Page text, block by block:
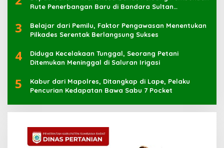
Rute Penerbangan Baru di Bandara Sultan
3
Belajar dari Pemilu, Faktor Pengawasan Menentukan
Pilkades Serentak Berlangsung Sukses
4
Diduga Kecelakaan Tunggal, Seorang Petani
Ditemukan Meninggal di Saluran Irigasi
5
Kabur dari Mapolres, Ditangkap di Lape, Pelaku
Pencurian Kedapatan Bawa Sabu 7 Pocket